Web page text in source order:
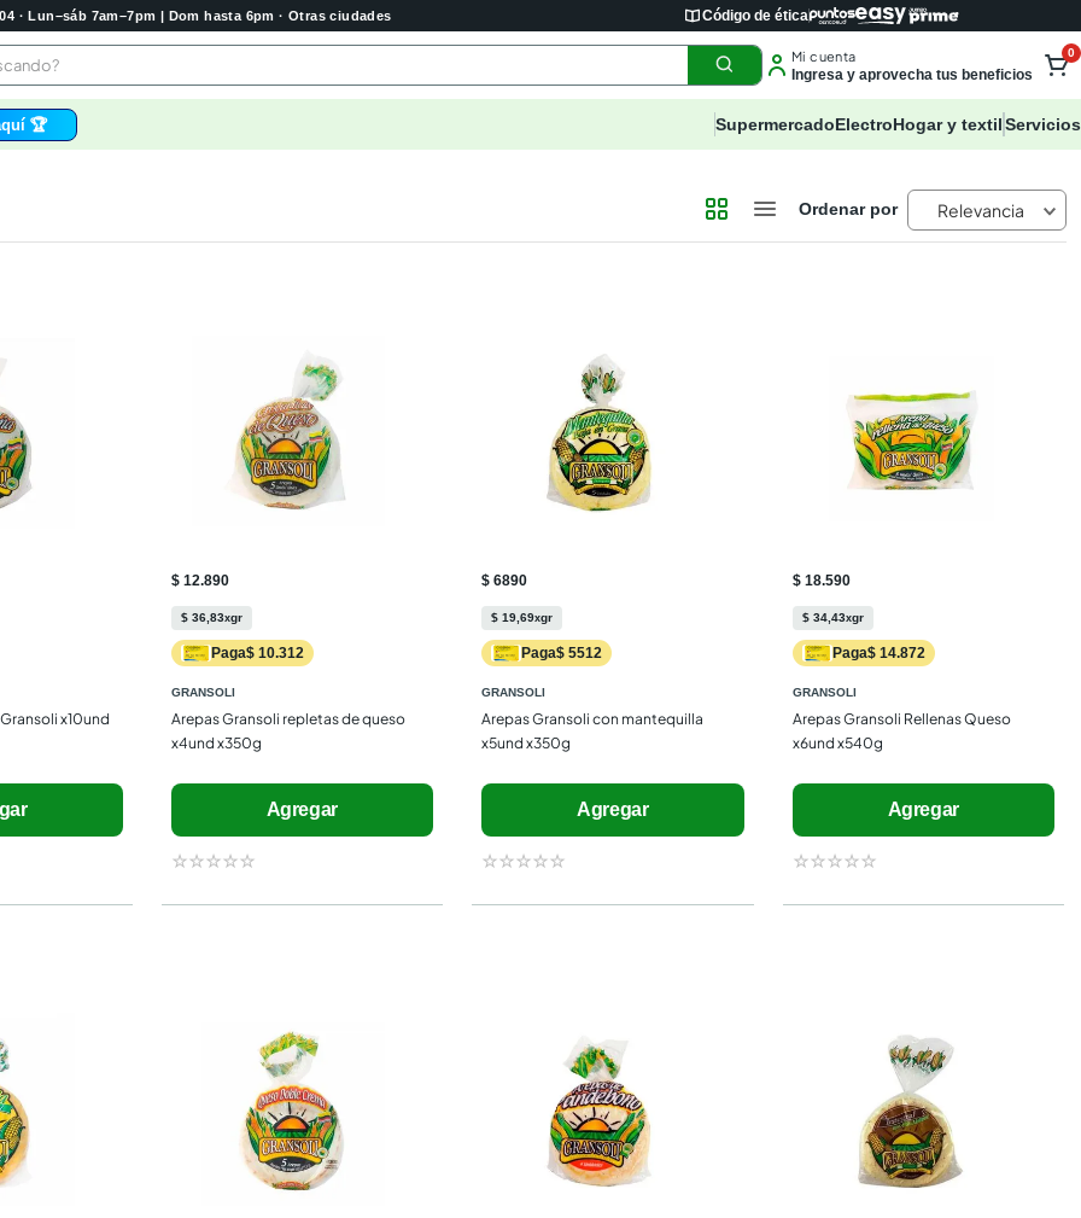
· Lun–sáb 7am–7pm | Dom hasta 6pm · Otras ciudades Código de ética
Mi cuenta
Ingresa y aprovecha tus beneficios
0
🏆 SupermercadoElectroHogar y textilServicios
Relevancia
x10und
$ 12.890
$ 36,83xgr
Paga$ 10.312
GRANSOLI
Arepas Gransoli repletas de queso
x4und x350g
Agregar
☆☆☆☆☆
$ 6890
$ 19,69xgr
Paga$ 5512
GRANSOLI
Arepas Gransoli con mantequilla
x5und x350g
Agregar
☆☆☆☆☆
$ 18.590
$ 34,43xgr
Paga$ 14.872
GRANSOLI
Arepas Gransoli Rellenas Queso
x6und x540g
Agregar
☆☆☆☆☆